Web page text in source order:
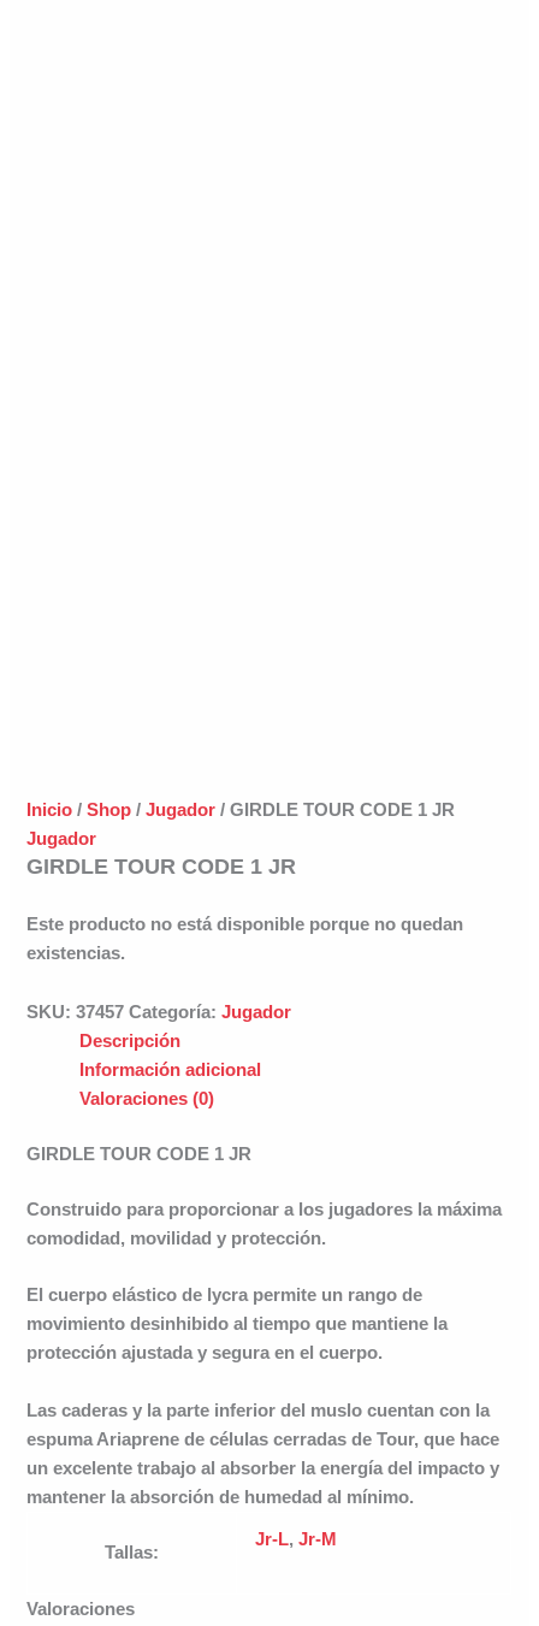
Inicio /Shop /Jugador / GIRDLE TOUR CODE 1 JR
Jugador
GIRDLE TOUR CODE 1 JR
Este producto no está disponible porque no quedan
existencias.
SKU:37457 Categoría:Jugador
Descripción
Información adicional
Valoraciones (0)
GIRDLE TOUR CODE 1 JR
Construido para proporcionar a los jugadores la máxima
comodidad, movilidad y protección.
El cuerpo elástico de lycra permite un rango de
movimiento desinhibido al tiempo que mantiene la
protección ajustada y segura en el cuerpo.
Las caderas y la parte inferior del muslo cuentan con la
espuma Ariaprene de células cerradas de Tour, que hace
un excelente trabajo al absorber la energía del impacto y
mantener la absorción de humedad al mínimo.
Tallas:
Jr-L,Jr-M
Valoraciones